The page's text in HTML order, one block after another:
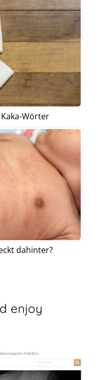
Wörter
dahinter?
enjoy